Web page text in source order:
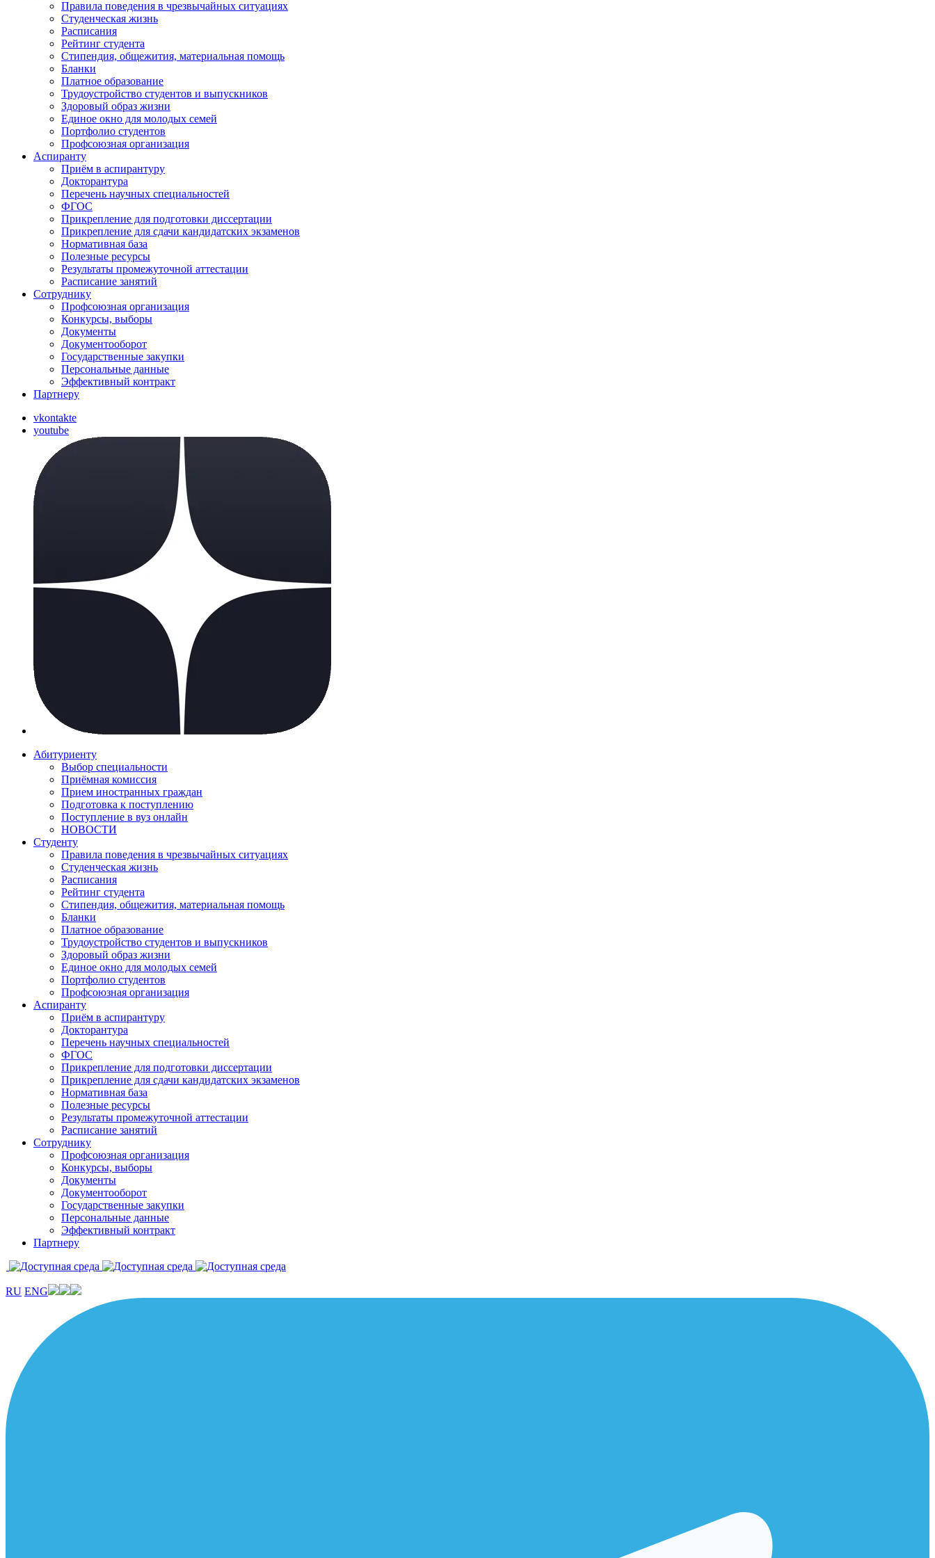
Правила поведения в чрезвычайных ситуациях
Студенческая жизнь
Расписания
Рейтинг студента
Стипендия, общежития, материальная помощь
Бланки
Платное образование
Трудоустройство студентов и выпускников
Здоровый образ жизни
Единое окно для молодых семей
Портфолио студентов
Профсоюзная организация
Аспиранту
Приём в аспирантуру
Докторантура
Перечень научных специальностей
ФГОС
Прикрепление для подготовки диссертации
Прикрепление для сдачи кандидатских экзаменов
Нормативная база
Полезные ресурсы
Результаты промежуточной аттестации
Расписание занятий
Сотруднику
Профсоюзная организация
Конкурсы, выборы
Документы
Документооборот
Государственные закупки
Персональные данные
Эффективный контракт
Партнеру
vkontakte
youtube
Абитуриенту
Выбор специальности
Приёмная комиссия
Прием иностранных граждан
Подготовка к поступлению
Поступление в вуз онлайн
НОВОСТИ
Студенту
Правила поведения в чрезвычайных ситуациях
Студенческая жизнь
Расписания
Рейтинг студента
Стипендия, общежития, материальная помощь
Бланки
Платное образование
Трудоустройство студентов и выпускников
Здоровый образ жизни
Единое окно для молодых семей
Портфолио студентов
Профсоюзная организация
Аспиранту
Приём в аспирантуру
Докторантура
Перечень научных специальностей
ФГОС
Прикрепление для подготовки диссертации
Прикрепление для сдачи кандидатских экзаменов
Нормативная база
Полезные ресурсы
Результаты промежуточной аттестации
Расписание занятий
Сотруднику
Профсоюзная организация
Конкурсы, выборы
Документы
Документооборот
Государственные закупки
Персональные данные
Эффективный контракт
Партнеру
RU ENG